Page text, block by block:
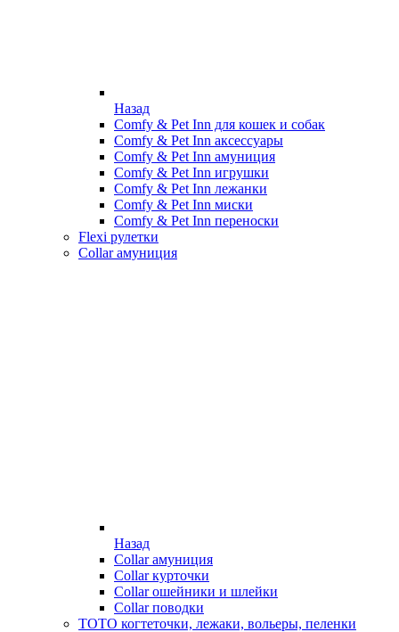
Назад
Comfy & Pet Inn для кошек и собак
Comfy & Pet Inn аксессуары
Comfy & Pet Inn амуниция
Comfy & Pet Inn игрушки
Comfy & Pet Inn лежанки
Comfy & Pet Inn миски
Comfy & Pet Inn переноски
Flexi рулетки
Collar амуниция
Назад
Collar амуниция
Collar курточки
Collar ошейники и шлейки
Collar поводки
ТОТО когтеточки, лежаки, вольеры, пеленки